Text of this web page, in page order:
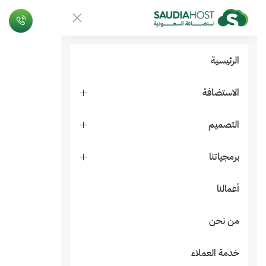
الرئيسية
الاستضافة
التصميم
برمجياتنا
أعمالنا
من نحن
خدمة العملاء